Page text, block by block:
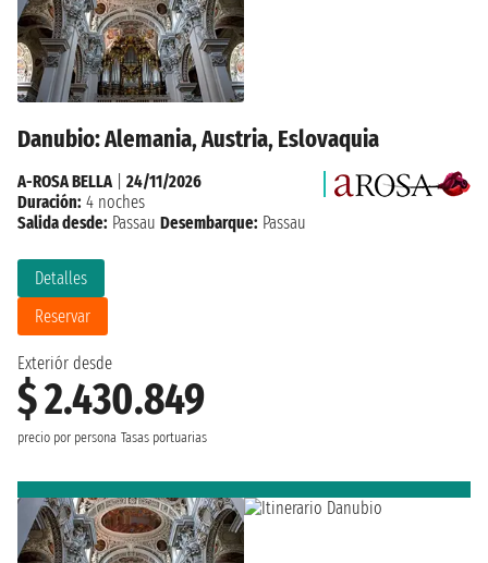
Danubio: Alemania, Austria, Eslovaquia
Exteriór desde
$ 2.430.849
precio por persona Tasas portuarias
Detalles
Reservar
A-ROSA BELLA
24/11/2026
Duración: 4 noches
Salida desde: Passau Desembarque: Passau